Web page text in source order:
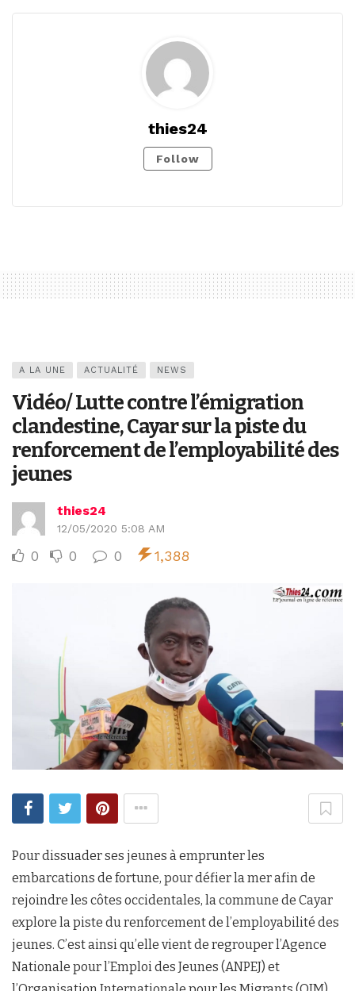
thies24
Follow
A LA UNE ACTUALITÉ NEWS
Vidéo/ Lutte contre l’émigration
clandestine, Cayar sur la piste du
renforcement de l’employabilité des
jeunes
thies24
12/05/2020 5:08 AM
0 0 0 1,388
Pour dissuader ses jeunes à emprunter les
embarcations de fortune, pour défier la mer afin de
rejoindre les côtes occidentales, la commune de Cayar
explore la piste du renforcement de l’employabilité des
jeunes. C’est ainsi qu’elle vient de regrouper l’Agence
Nationale pour l’Emploi des Jeunes (ANPEJ) et